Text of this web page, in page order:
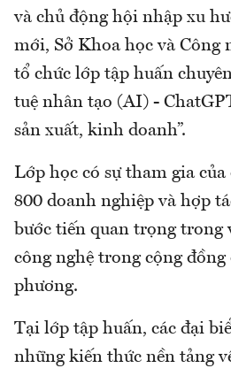
và chủ động hội nhập xu
mới, Sở Khoa học và Công
tổ chức lớp tập huấn
tuệ nhân tạo (AI) -
sản xuất, kinh doanh”.
Lớp học có sự tham gia
800 doanh nghiệp và hợp
bước tiến quan trọng trong
công nghệ trong cộng
phương.
Tại lớp tập huấn, các đại
những kiến thức nền tảng